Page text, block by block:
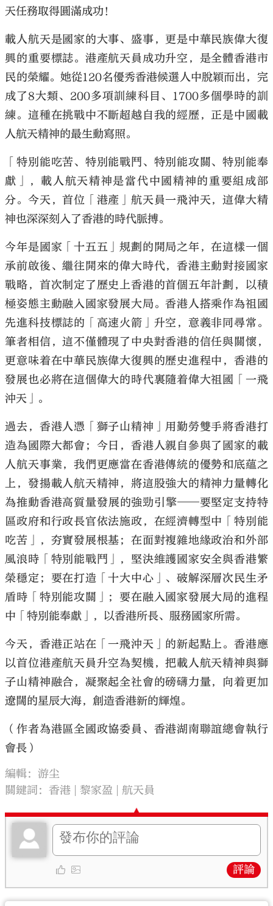
天任務取得圓滿成功！
載人航天是國家的大事、盛事，更是中華民族偉大復
興的重要標誌。港產航天員成功升空，是全體香港市
民的榮耀。她從120名優秀香港候選人中脫穎而出，完
成了8大類、200多項訓練科目、1700多個學時的訓
練。這種在挑戰中不斷超越自我的經歷，正是中國載
人航天精神的最生動寫照。
「特別能吃苦、特別能戰鬥、特別能攻關、特別能奉
獻」，載人航天精神是當代中國精神的重要組成部
分。今天，首位「港產」航天員一飛沖天，這偉大精
神也深深刻入了香港的時代脈搏。
今年是國家「十五五」規劃的開局之年，在這樣一個
承前啟後、繼往開來的偉大時代，香港主動對接國家
戰略，首次制定了歷史上香港的首個五年計劃，以積
極姿態主動融入國家發展大局。香港人搭乘作為祖國
先進科技標誌的「高速火箭」升空，意義非同尋常。
筆者相信，這不僅體現了中央對香港的信任與關懷，
更意味着在中華民族偉大復興的歷史進程中，香港的
發展也必將在這個偉大的時代裏隨着偉大祖國「一飛
沖天」。
過去，香港人憑「獅子山精神」用勤勞雙手將香港打
造為國際大都會；今日，香港人親自參與了國家的載
人航天事業，我們更應當在香港傳統的優勢和底蘊之
上，發揚載人航天精神，將這股強大的精神力量轉化
為推動香港高質量發展的強勁引擎——要堅定支持特
區政府和行政長官依法施政，在經濟轉型中「特別能
吃苦」，夯實發展根基；在面對複雜地緣政治和外部
風浪時「特別能戰鬥」，堅決維護國家安全與香港繁
榮穩定；要在打造「十大中心」、破解深層次民生矛
盾時「特別能攻關」；要在融入國家發展大局的進程
中「特別能奉獻」，以香港所長、服務國家所需。
今天，香港正站在「一飛沖天」的新起點上。香港應
以首位港產航天員升空為契機，把載人航天精神與獅
子山精神融合，凝聚起全社會的磅礴力量，向着更加
遼闊的星辰大海，創造香港新的輝煌。
（作者為港區全國政協委員、香港湖南聯誼總會執行
會長）
編輯：游尘
關鍵詞： 香港 黎家盈 航天員
評論